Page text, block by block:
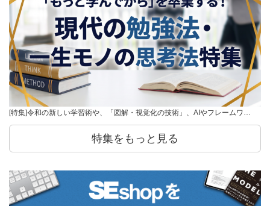
[特集]令和の新しい学習術や、「図解・視覚化の技術」、AIやフレームワ…
特集をもっと見る